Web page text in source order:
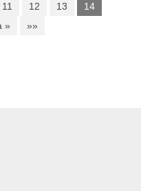
11 12 13
14
» »»